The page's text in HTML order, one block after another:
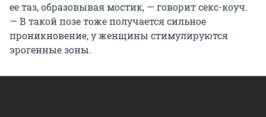
ее таз, образовывая мостик, — говорит секс-коуч.
— В такой позе тоже получается сильное
проникновение, у женщины стимулируются
эрогенные зоны.